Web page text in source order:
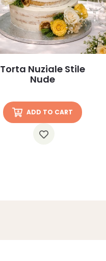
Torta Nuziale Stile
Nude
ADD TO CART